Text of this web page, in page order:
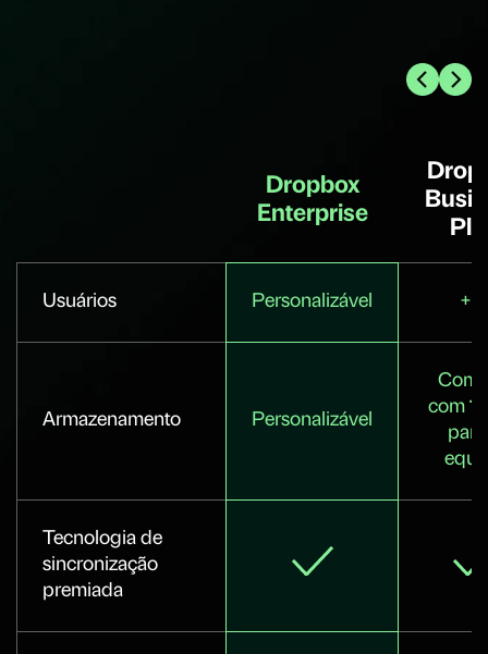
Dropbox
Enterprise
Usuários Personalizável + 3
Armazenamento Personalizável
com
para
Tecnologia de
sincronização
premiada